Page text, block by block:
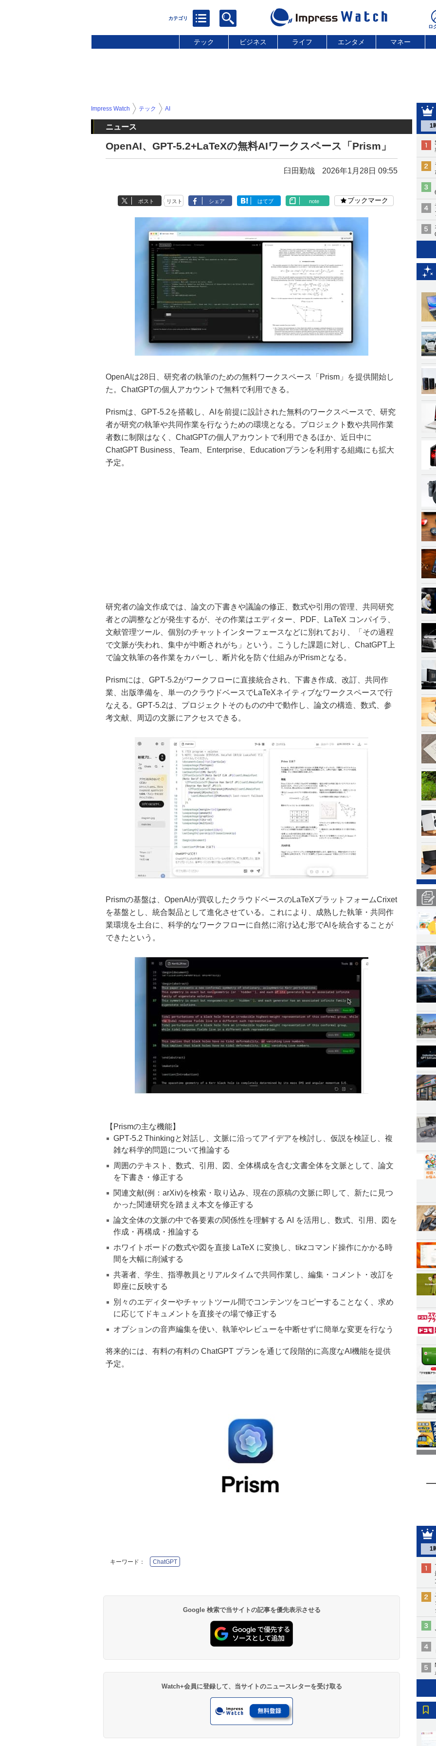
テック ビジネス ライフ エンタメ マネー
1
1
Impress Watch テック AI
ニュース
OpenAI、GPT-5.2+LaTeXの無料AIワークスペース「Prism」
臼田勤哉 2026年1月28日 09:55
ポスト リスト シェア はてブ note ブックマーク
OpenAIは28日、研究者の執筆のための無料ワークスペース「Prism」を提供開始し
た。ChatGPTの個人アカウントで無料で利用できる。
Prismは、GPT‑5.2を搭載し、AIを前提に設計された無料のワークスペースで、研究
者が研究の執筆や共同作業を行なうための環境となる。プロジェクト数や共同作業
者数に制限はなく、ChatGPTの個人アカウントで利用できるほか、近日中に
ChatGPT Business、Team、Enterprise、Educationプランを利用する組織にも拡大
予定。
研究者の論文作成では、論文の下書きや議論の修正、数式や引用の管理、共同研究
者との調整などが発生するが、その作業はエディター、PDF、LaTeX コンパイラ、
文献管理ツール、個別のチャットインターフェースなどに別れており、「その過程
で文脈が失われ、集中が中断されがち」という。こうした課題に対し、ChatGPT上
で論文執筆の各作業をカバーし、断片化を防ぐ仕組みがPrismとなる。
Prismには、GPT‑5.2がワークフローに直接統合され、下書き作成、改訂、共同作
業、出版準備を、単一のクラウドベースでLaTeXネイティブなワークスペースで行
なえる。GPT‑5.2は、プロジェクトそのものの中で動作し、論文の構造、数式、参
考文献、周辺の文脈にアクセスできる。
Prismの基盤は、OpenAIが買収したクラウドベースのLaTeXプラットフォームCrixet
を基盤とし、統合製品として進化させている。これにより、成熟した執筆・共同作
業環境を土台に、科学的なワークフローに自然に溶け込む形でAIを統合することが
できたという。
【Prismの主な機能】
GPT‑5.2 Thinkingと対話し、文脈に沿ってアイデアを検討し、仮説を検証し、複
雑な科学的問題について推論する
周囲のテキスト、数式、引用、図、全体構成を含む文書全体を文脈として、論文
を下書き・修正する
関連文献(例：arXiv)を検索・取り込み、現在の原稿の文脈に即して、新たに見つ
かった関連研究を踏まえ本文を修正する
論文全体の文脈の中で各要素の関係性を理解する AI を活用し、数式、引用、図を
作成・再構成・推論する
ホワイトボードの数式や図を直接 LaTeX に変換し、tikzコマンド操作にかかる時
間を大幅に削減する
共著者、学生、指導教員とリアルタイムで共同作業し、編集・コメント・改訂を
即座に反映する
別々のエディターやチャットツール間でコンテンツをコピーすることなく、求め
に応じてドキュメントを直接その場で修正する
オプションの音声編集を使い、執筆やレビューを中断せずに簡単な変更を行なう
将来的には、有料の有料の ChatGPT プランを通じて段階的に高度なAI機能を提供
予定。
キーワード： ChatGPT
Google 検索で当サイトの記事を優先表示させる
Watch+会員に登録して、当サイトのニュースレターを受け取る